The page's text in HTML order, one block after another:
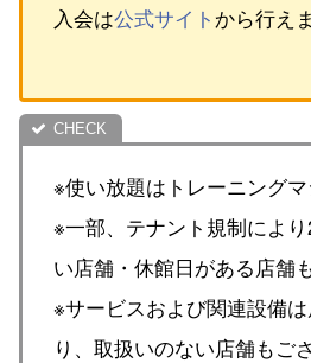
入会は公式サイト から行え
※使い放題はトレーニングマ
※一部、テナント規制によ
い店舗・休館日がある店舗
※サービスおよび関連設備
り、取扱いのない店舗もご